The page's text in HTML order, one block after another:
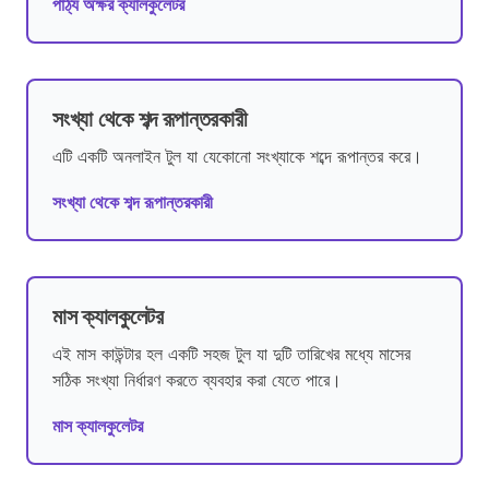
পাঠ্য অক্ষর ক্যালকুলেটর
সংখ্যা থেকে শব্দ রূপান্তরকারী
এটি একটি অনলাইন টুল যা যেকোনো সংখ্যাকে শব্দে রূপান্তর করে।
সংখ্যা থেকে শব্দ রূপান্তরকারী
মাস ক্যালকুলেটর
এই মাস কাউন্টার হল একটি সহজ টুল যা দুটি তারিখের মধ্যে মাসের
সঠিক সংখ্যা নির্ধারণ করতে ব্যবহার করা যেতে পারে।
মাস ক্যালকুলেটর